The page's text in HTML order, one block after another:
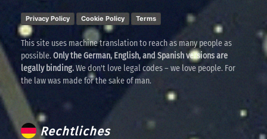
Privacy Policy Cookie Policy Terms
This site uses machine translation to reach as many people as
possible.Only the German, English, and Spanish versions are
legally binding.We don't love legal codes – we love people. For
the law was made for the sake of man.
Rechtliches